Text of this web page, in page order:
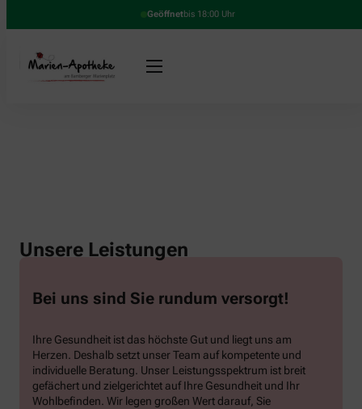
Geöffnetbis 18:00 Uhr
Unsere Leistungen
Bei uns sind Sie rundum versorgt!
Ihre Gesundheit ist das höchste Gut und liegt uns am
Herzen. Deshalb setzt unser Team auf kompetente und
individuelle Beratung. Unser Leistungsspektrum ist breit
gefächert und zielgerichtet auf Ihre Gesundheit und Ihr
Wohlbefinden. Wir legen großen Wert darauf, Sie